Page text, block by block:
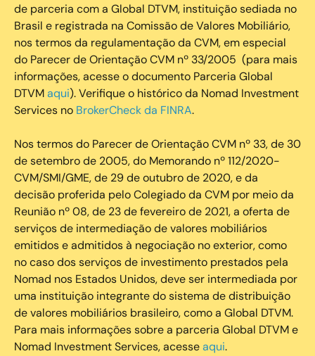
de parceria com a Global DTVM, instituição sediada no
Brasil e registrada na Comissão de Valores Mobiliário,
nos termos da regulamentação da CVM, em especial
do Parecer de Orientação CVM nº 33/2005 (para mais
informações, acesse o documento Parceria Global
DTVMaqui). Verifique o histórico da Nomad Investment
Services no BrokerCheck da FINRA.
Nos termos do Parecer de Orientação CVM nº 33, de 30
de setembro de 2005, do Memorando nº 112/2020-
CVM/SMI/GME, de 29 de outubro de 2020, e da
decisão proferida pelo Colegiado da CVM por meio da
Reunião nº 08, de 23 de fevereiro de 2021, a oferta de
serviços de intermediação de valores mobiliários
emitidos e admitidos à negociação no exterior, como
no caso dos serviços de investimento prestados pela
Nomad nos Estados Unidos, deve ser intermediada por
uma instituição integrante do sistema de distribuição
de valores mobiliários brasileiro, como a Global DTVM.
Para mais informações sobre a parceria Global DTVM e
Nomad Investment Services, acesseaqui.